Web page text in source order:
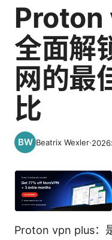
Proton
全面解
网的最
比
Beatrix Wexler·2026
Proton vpn plus：